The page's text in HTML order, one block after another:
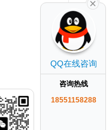
QQ在线咨询
咨询热线
18551158288